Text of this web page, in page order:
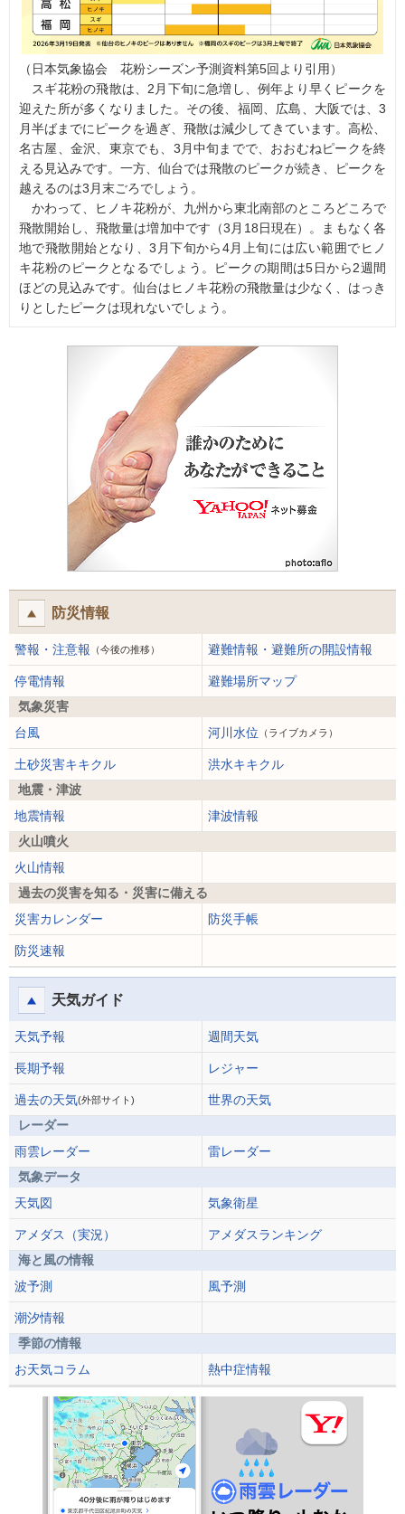
（日本気象協会 花粉シーズン予測資料第5回より引用）
スギ花粉の飛散は、2月下旬に急増し、例年より早くピークを
迎えた所が多くなりました。その後、福岡、広島、大阪では、3
月半ばまでにピークを過ぎ、飛散は減少してきています。高松、
名古屋、金沢、東京でも、3月中旬までで、おおむねピークを終
える見込みです。一方、仙台では飛散のピークが続き、ピークを
越えるのは3月末ごろでしょう。
かわって、ヒノキ花粉が、九州から東北南部のところどころで
飛散開始し、飛散量は増加中です（3月18日現在）。まもなく各
地で飛散開始となり、3月下旬から4月上旬には広い範囲でヒノ
キ花粉のピークとなるでしょう。ピークの期間は5日から2週間
ほどの見込みです。仙台はヒノキ花粉の飛散量は少なく、はっき
りとしたピークは現れないでしょう。
防災情報
警報・注意報 （今後の推移） 避難情報・避難所の開設情報
停電情報
避難場所マップ
気象災害
台風
河川水位 （ライブカメラ）
土砂災害キキクル
洪水キキクル
地震・津波
地震情報
津波情報
火山噴火
火山情報
過去の災害を知る・災害に備える
災害カレンダー
防災手帳
防災速報
天気ガイド
天気予報 週間天気
長期予報 レジャー
過去の天気(外部サイト)
世界の天気
レーダー
雨雲レーダー
雷レーダー
気象データ
天気図
気象衛星
アメダス（実況）
アメダスランキング
海と風の情報
波予測
風予測
潮汐情報
季節の情報
お天気コラム
熱中症情報